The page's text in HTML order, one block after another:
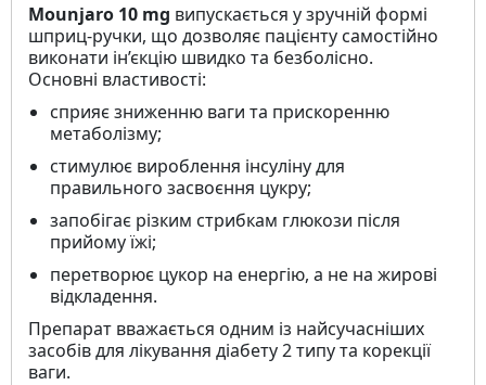
Mounjaro 10 mg випускається у зручній формі
шприц-ручки, що дозволяє пацієнту самостійно
виконати ін’єкцію швидко та безболісно.
Основні властивості:
сприяє зниженню ваги та прискоренню
метаболізму;
стимулює вироблення інсуліну для
правильного засвоєння цукру;
запобігає різким стрибкам глюкози після
прийому їжі;
перетворює цукор на енергію, а не на жирові
відкладення.
Препарат вважається одним із найсучасніших
засобів для лікування діабету 2 типу та корекції
ваги.